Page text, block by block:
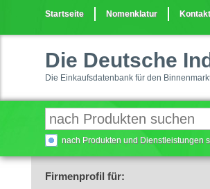
Startseite Nomenklatur Kontakt
Die Deutsche
Die Einkaufsdatenbank für den
nach Produkten und Dienstleistungen
Firmenprofil für: